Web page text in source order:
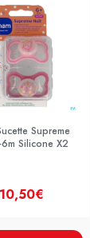
Supreme
Silicone X2
10,50€